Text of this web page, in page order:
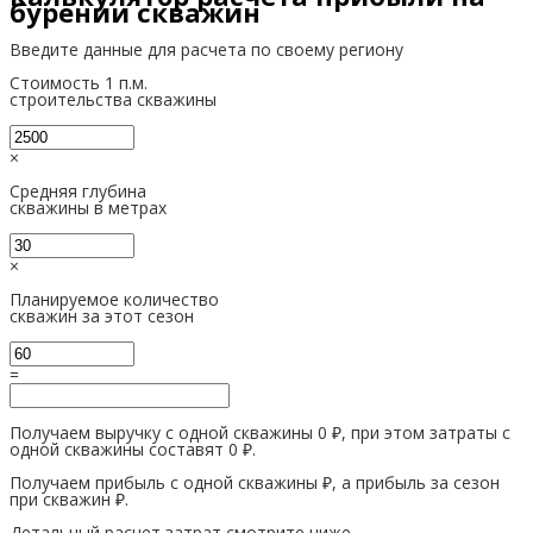
бурении скважин
Введите данные для расчета по своему региону
Стоимость 1 п.м.
строительства скважины
×
Средняя глубина
скважины в метрах
×
Планируемое количество
скважин за этот сезон
=
Получаем выручку с одной скважины 0 ₽, при этом затраты с
одной скважины составят 0 ₽.
Получаем прибыль с одной скважины ₽, а прибыль за сезон
прискважин ₽.